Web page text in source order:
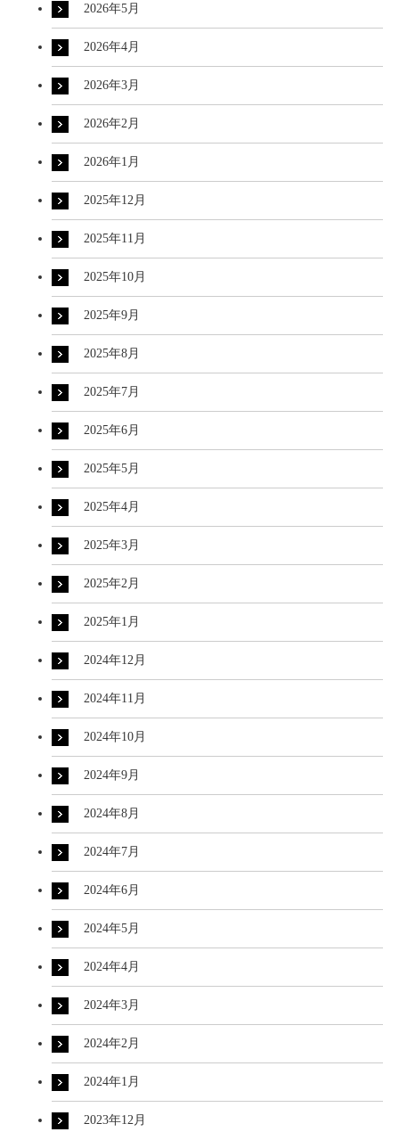
2026年5月
2026年4月
2026年3月
2026年2月
2026年1月
2025年12月
2025年11月
2025年10月
2025年9月
2025年8月
2025年7月
2025年6月
2025年5月
2025年4月
2025年3月
2025年2月
2025年1月
2024年12月
2024年11月
2024年10月
2024年9月
2024年8月
2024年7月
2024年6月
2024年5月
2024年4月
2024年3月
2024年2月
2024年1月
2023年12月